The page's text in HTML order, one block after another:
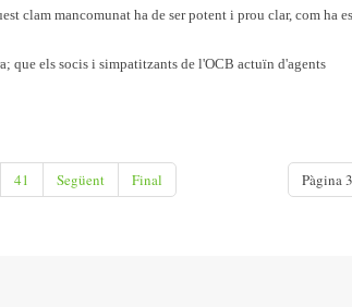
clam mancomunat ha de ser potent i prou clar, com ha
que els socis i simpatitzants de l'OCB actuïn d'agents
Pàgina
41 Següent Final